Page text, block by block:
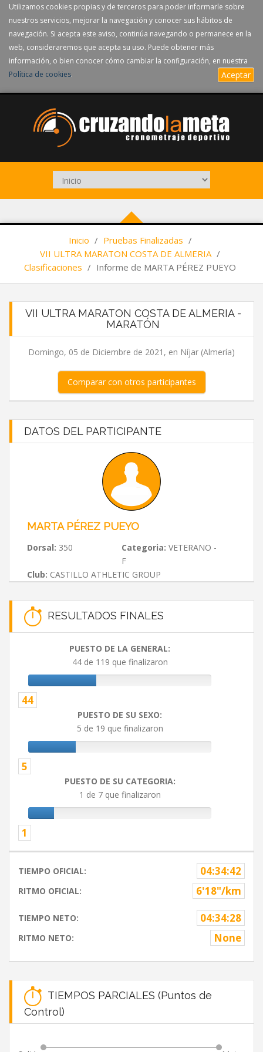
Utilizamos cookies propias y de terceros para poder informarle sobre
nuestros servicios, mejorar la navegación y conocer sus hábitos de
navegación. Si acepta este aviso, continúa navegando o permanece en la
web, consideraremos que acepta su uso. Puede obtener más
información, o bien conocer cómo cambiar la configuración, en nuestra
Política de cookies. Aceptar
Inicio / Pruebas Finalizadas /
VII ULTRA MARATON COSTA DE ALMERIA /
Clasificaciones / Informe de MARTA PÉREZ PUEYO
VII ULTRA MARATON COSTA DE ALMERIA -
MARATÓN
Domingo, 05 de Diciembre de 2021, en Níjar (Almería)
Comparar con otros participantes
DATOS DEL PARTICIPANTE
MARTA PÉREZ PUEYO
Dorsal: 350 Categoria: VETERANO -
F
Club: CASTILLO ATHLETIC GROUP
RESULTADOS FINALES
PUESTO DE LA GENERAL:
44 de 119 que finalizaron
44
PUESTO DE SU SEXO:
5 de 19 que finalizaron
5
PUESTO DE SU CATEGORIA:
1 de 7 que finalizaron
1
TIEMPO OFICIAL: 04:34:42
RITMO OFICIAL: 6'18"/km
TIEMPO NETO: 04:34:28
RITMO NETO: None
TIEMPOS PARCIALES (Puntos de
Control)